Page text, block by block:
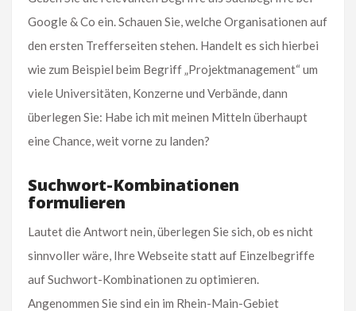
Google & Co ein. Schauen Sie, welche Organisationen auf
den ersten Trefferseiten stehen. Handelt es sich hierbei
wie zum Beispiel beim Begriff „Projektmanagement“ um
viele Universitäten, Konzerne und Verbände, dann
überlegen Sie: Habe ich mit meinen Mitteln überhaupt
eine Chance, weit vorne zu landen?
Suchwort-Kombinationen
formulieren
Lautet die Antwort nein, überlegen Sie sich, ob es nicht
sinnvoller wäre, Ihre Webseite statt auf Einzelbegriffe
auf Suchwort-Kombinationen zu optimieren.
Angenommen Sie sind ein im Rhein-Main-Gebiet